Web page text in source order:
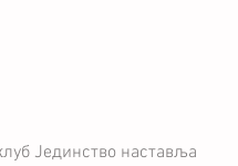
Јединство наставља